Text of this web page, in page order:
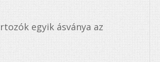
egyik ásványa az